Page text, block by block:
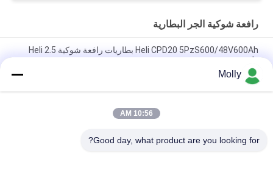
رافعة شوكية الجر البطارية
Heli CPD20 5PzS600/48V600Ah بطاريات رافعة شوكية Heli 2.5
طن
البطارية، بيع بالجملة ل هلي الكهربائية الموازنة المضادة الشاحنة
Molly
10:56 AM
Good day, what product are you looking for?